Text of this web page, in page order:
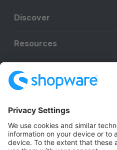
Discover
Resources